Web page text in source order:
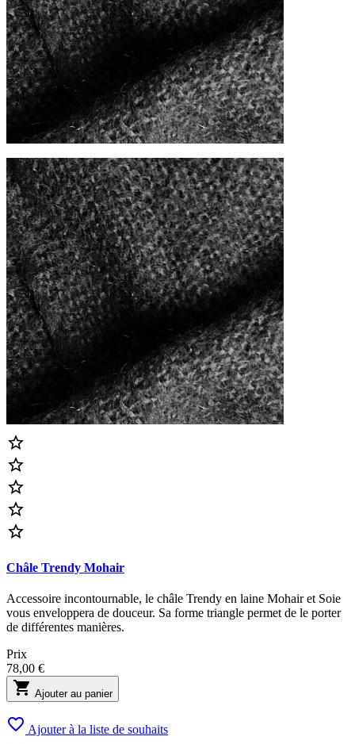





Châle Trendy Mohair
Accessoire incontournable, le châle Trendy en laine Mohair et Soie
vous enveloppera de douceur. Sa forme triangle permet de le porter
de différentes manières.
Prix
78,00 €
 Ajouter au panier
 Ajouter à la liste de souhaits